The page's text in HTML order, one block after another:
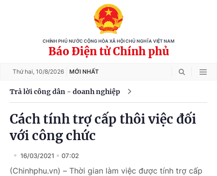
CHÍNH PHỦ NƯỚC CỘNG HÒA XÃ HỘI CHỦ NGHĨA VIỆT NAM
Báo Điện tử Chính phủ
Thứ hai, 10/8/2026 MỚI NHẤT
Trả lời công dân - doanh nghiệp
Cách tính trợ cấp thôi việc đối
với công chức
16/03/2021 07:02
(Chinhphu.vn) – Thời gian làm việc được tính trợ cấp